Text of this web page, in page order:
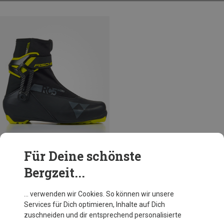
Du sparst 43%
Für Deine schönste
Bergzeit...
… verwenden wir Cookies. So können wir unsere
Services für Dich optimieren, Inhalte auf Dich
zuschneiden und dir entsprechend personalisierte